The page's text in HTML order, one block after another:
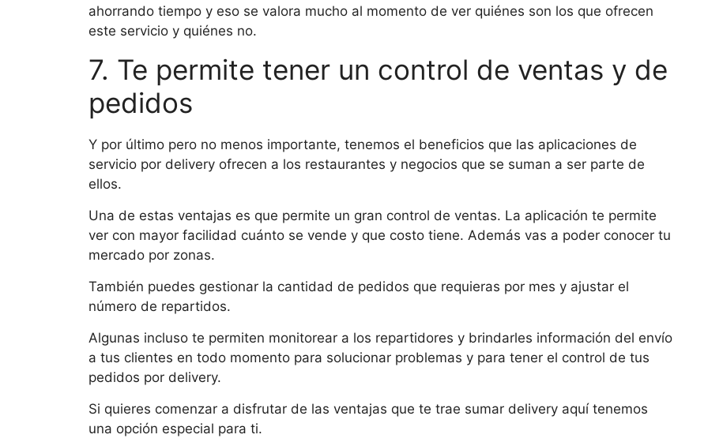
ahorrando tiempo y eso se valora mucho al momento de ver quiénes son los que ofrecen
este servicio y quiénes no.
7. Te permite tener un control de ventas y de
pedidos
Y por último pero no menos importante, tenemos el beneficios que las aplicaciones de
servicio por delivery ofrecen a los restaurantes y negocios que se suman a ser parte de
ellos.
Una de estas ventajas es que permite un gran control de ventas. La aplicación te permite
ver con mayor facilidad cuánto se vende y que costo tiene. Además vas a poder conocer tu
mercado por zonas.
También puedes gestionar la cantidad de pedidos que requieras por mes y ajustar el
número de repartidos.
Algunas incluso te permiten monitorear a los repartidores y brindarles información del envío
a tus clientes en todo momento para solucionar problemas y para tener el control de tus
pedidos por delivery.
Si quieres comenzar a disfrutar de las ventajas que te trae sumar delivery aquí tenemos
una opción especial para ti.